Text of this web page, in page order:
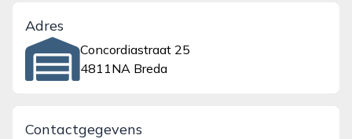
Adres
Concordiastraat 25
4811NA Breda
Contactgegevens